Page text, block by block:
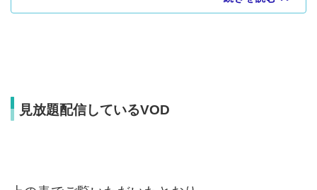
見放題配信しているVOD